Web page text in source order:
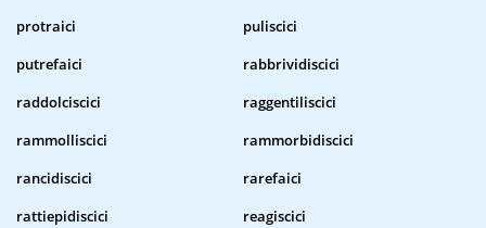
protraici
puliscici
putrefaici
rabbrividiscici
raddolciscici
raggentiliscici
rammolliscici
rammorbidiscici
rancidiscici
rarefaici
rattiepidiscici
reagiscici